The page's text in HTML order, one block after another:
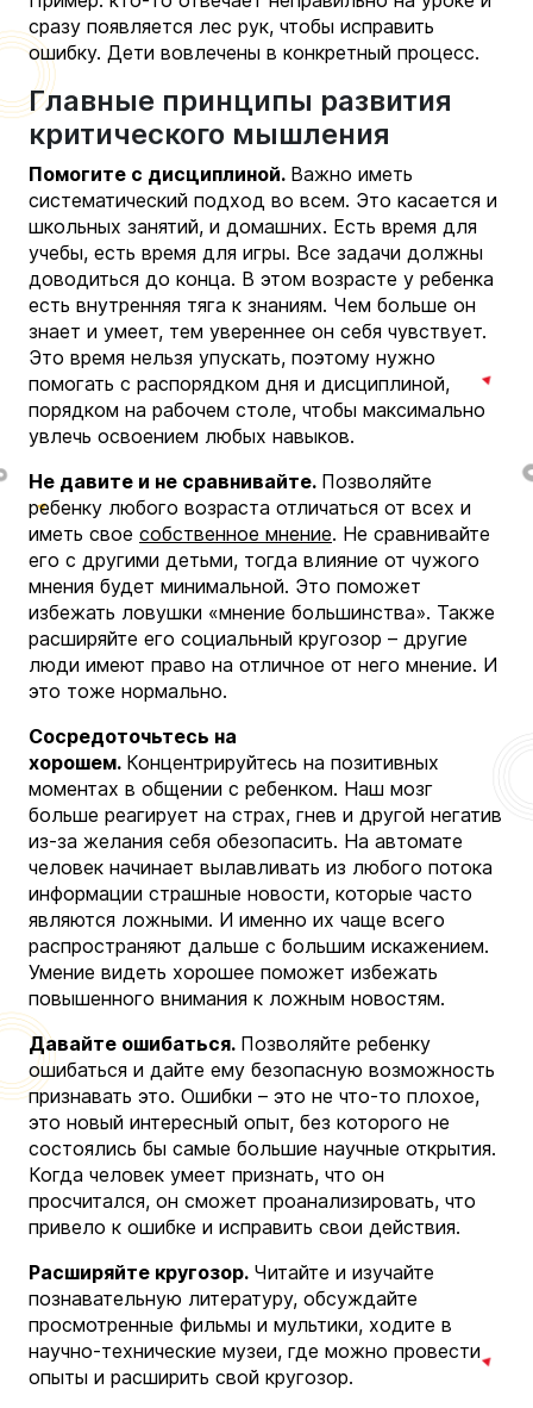
сразу появляется лес рук, чтобы исправить
ошибку. Дети вовлечены в конкретный процесс.
Главные принципы развития
критического мышления
Помогите с дисциплиной. Важно иметь
систематический подход во всем. Это касается и
школьных занятий, и домашних. Есть время для
учебы, есть время для игры. Все задачи должны
доводиться до конца. В этом возрасте у ребенка
есть внутренняя тяга к знаниям. Чем больше он
знает и умеет, тем увереннее он себя чувствует.
Это время нельзя упускать, поэтому нужно
помогать с распорядком дня и дисциплиной,
порядком на рабочем столе, чтобы максимально
увлечь освоением любых навыков.
Не давите и не сравнивайте. Позволяйте
ребенку любого возраста отличаться от всех и
иметь свое собственное мнение. Не сравнивайте
его с другими детьми, тогда влияние от чужого
мнения будет минимальной. Это поможет
избежать ловушки «мнение большинства». Также
расширяйте его социальный кругозор – другие
люди имеют право на отличное от него мнение. И
это тоже нормально.
Сосредоточьтесь на
хорошем. Концентрируйтесь на позитивных
моментах в общении с ребенком. Наш мозг
больше реагирует на страх, гнев и другой негатив
из-за желания себя обезопасить. На автомате
человек начинает вылавливать из любого потока
информации страшные новости, которые часто
являются ложными. И именно их чаще всего
распространяют дальше с большим искажением.
Умение видеть хорошее поможет избежать
повышенного внимания к ложным новостям.
Давайте ошибаться. Позволяйте ребенку
ошибаться и дайте ему безопасную возможность
признавать это. Ошибки – это не что-то плохое,
это новый интересный опыт, без которого не
состоялись бы самые большие научные открытия.
Когда человек умеет признать, что он
просчитался, он сможет проанализировать, что
привело к ошибке и исправить свои действия.
Расширяйте кругозор. Читайте и изучайте
познавательную литературу, обсуждайте
просмотренные фильмы и мультики, ходите в
научно-технические музеи, где можно провести
опыты и расширить свой кругозор.